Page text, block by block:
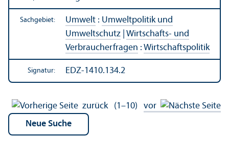
Sachgebiet: Umwelt : Umweltpolitik und
Umweltschutz Wirtschafts- und
Verbraucherfragen : Wirtschafts­politik
Signatur: EDZ-1410.134.2
zurück (1–10) vor